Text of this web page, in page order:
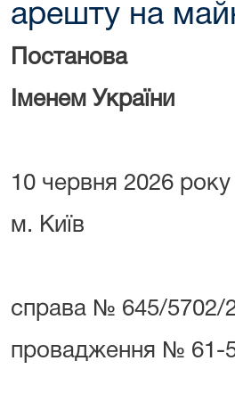
арешту на
Постанова
Іменем України
10 червня 2026 року
м. Київ
справа № 645/5702/
провадження № 61-